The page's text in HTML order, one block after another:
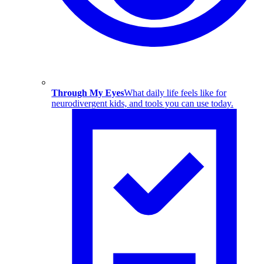
Through My EyesWhat daily life feels like for
neurodivergent kids, and tools you can use today.